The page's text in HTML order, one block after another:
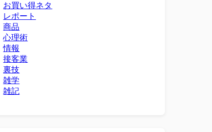
お買い得ネタ
レポート
商品
心理術
情報
接客業
裏技
雑学
雑記